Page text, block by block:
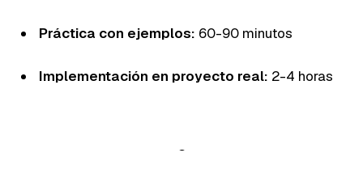
Práctica con ejemplos: 60-90 minutos
Implementación en proyecto real: 2-4 horas